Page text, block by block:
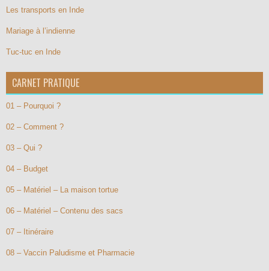
Les transports en Inde
Mariage à l’indienne
Tuc-tuc en Inde
CARNET PRATIQUE
01 – Pourquoi ?
02 – Comment ?
03 – Qui ?
04 – Budget
05 – Matériel – La maison tortue
06 – Matériel – Contenu des sacs
07 – Itinéraire
08 – Vaccin Paludisme et Pharmacie